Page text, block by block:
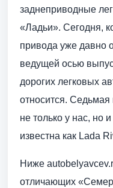
заднеприводные
«Ладьи». Сегодня,
привода уже давно
ведущей осью
дорогих легковых
относится.
не только у нас, но
известна как Lada
Ниже
отличающих